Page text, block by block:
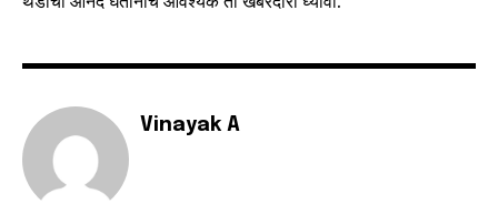
Vinayak A